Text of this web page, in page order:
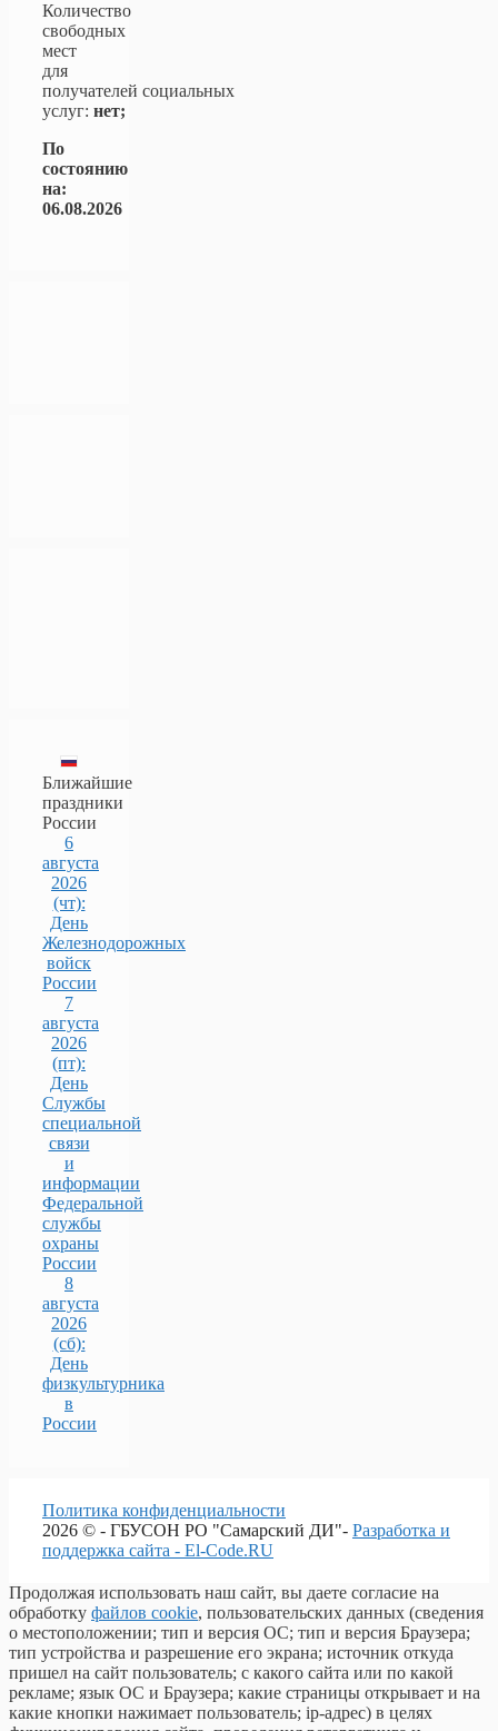
Количество
свободных
мест
для
получателей социальных
услуг: нет;
По
состоянию
на:
06.08.2026
Ближайшие
праздники
России
6
августа
2026
(чт):
День
Железнодорожных
войск
России
7
августа
2026
(пт):
День
Службы
специальной
связи
и
информации
Федеральной
службы
охраны
России
8
августа
2026
(сб):
День
физкультурника
в
России
Политика конфиденциальности
2026 © - ГБУСОН РО "Самарский ДИ"- Разработка и
поддержка сайта - El-Code.RU
Продолжая использовать наш сайт, вы даете согласие на
обработку файлов cookie, пользовательских данных (сведения
о местоположении; тип и версия ОС; тип и версия Браузера;
тип устройства и разрешение его экрана; источник откуда
пришел на сайт пользователь; с какого сайта или по какой
рекламе; язык ОС и Браузера; какие страницы открывает и на
какие кнопки нажимает пользователь; ip-адрес) в целях